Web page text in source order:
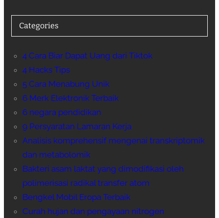
Categories
4 Cara Biar Dapat Uang dari Tiktok
4 Hacks Tips
5 Cara Menabung Unik
6 Merk Elektronik Terbaik
6 negara pendidikan
9 Persyaratan Lamaran Kerja
Analisis komprehensif mengenai transkriptomik
dan metabolomik
Bakteri asam laktat yang dimodifikasi oleh
polimerisasi radikal transfer atom
Bengkel Mobil Eropa Terbaik
Curah hujan dan pengayaan nitrogen